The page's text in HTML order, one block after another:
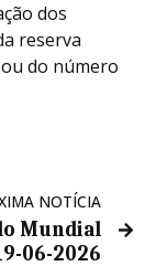
dos
reserva
do número
NOTÍCIA
Mundial
06-2026